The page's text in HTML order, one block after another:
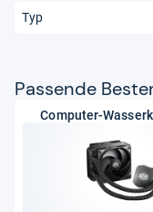
Typ
Pas­sende
Computer-